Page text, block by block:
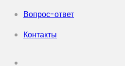
Вопрос-ответ
Контакты